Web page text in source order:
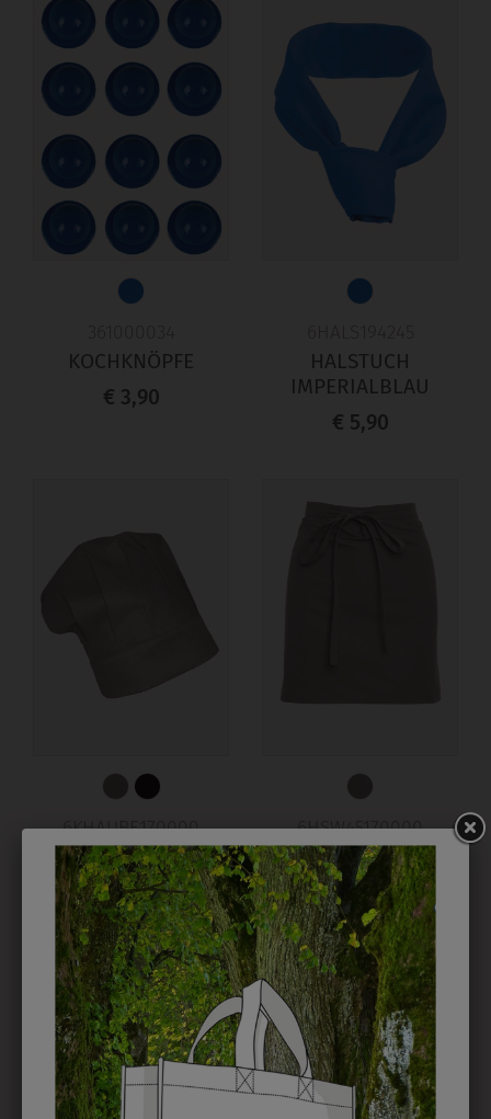
KOCHKNÖPFE
€ 3,90
HALSTUCH
IMPERIALBLAU
€ 5,90
6KHAUBE170000
KOCHHAUBE GRIFFIN
€ 15,90
6HSW45170000
SCHÜRZE 45 GRIFFIN
€ 12,90